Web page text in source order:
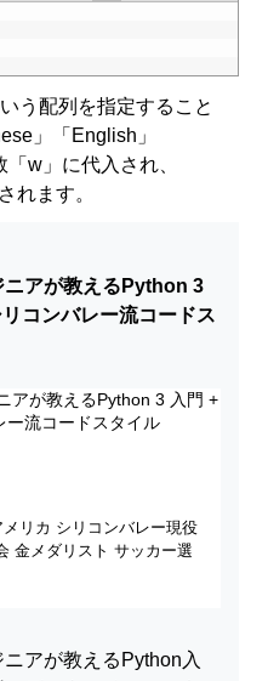
う配列を指定すること
」「English」
w」に代入され、
れます。
アが教えるPython 3
コンバレー流コードス
リカ シリコンバレー現役
金メダリスト サッカー選
アが教えるPython入